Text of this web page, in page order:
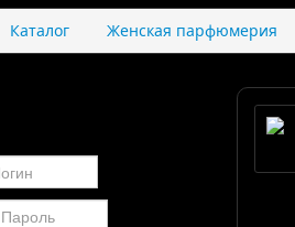
Каталог Женская парфюмерия